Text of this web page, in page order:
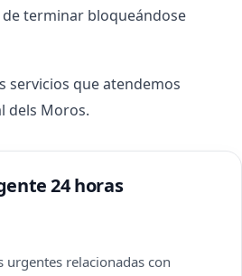
terminar bloqueándose
servicios que atendemos
dels Moros.
24 horas
urgentes relacionadas con